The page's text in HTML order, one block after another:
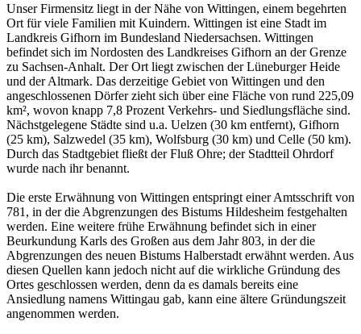
Unser Firmensitz liegt in der Nähe von Wittingen, einem begehrten
Ort für viele Familien mit Kuindern. Wittingen ist eine Stadt im
Landkreis Gifhorn im Bundesland Niedersachsen. Wittingen
befindet sich im Nordosten des Landkreises Gifhorn an der Grenze
zu Sachsen-Anhalt. Der Ort liegt zwischen der Lüneburger Heide
und der Altmark. Das derzeitige Gebiet von Wittingen und den
angeschlossenen Dörfer zieht sich über eine Fläche von rund 225,09
km², wovon knapp 7,8 Prozent Verkehrs- und Siedlungsfläche sind.
Nächstgelegene Städte sind u.a. Uelzen (30 km entfernt), Gifhorn
(25 km), Salzwedel (35 km), Wolfsburg (30 km) und Celle (50 km).
Durch das Stadtgebiet fließt der Fluß Ohre; der Stadtteil Ohrdorf
wurde nach ihr benannt.
Die erste Erwähnung von Wittingen entspringt einer Amtsschrift von
781, in der die Abgrenzungen des Bistums Hildesheim festgehalten
werden. Eine weitere frühe Erwähnung befindet sich in einer
Beurkundung Karls des Großen aus dem Jahr 803, in der die
Abgrenzungen des neuen Bistums Halberstadt erwähnt werden. Aus
diesen Quellen kann jedoch nicht auf die wirkliche Gründung des
Ortes geschlossen werden, denn da es damals bereits eine
Ansiedlung namens Wittingau gab, kann eine ältere Gründungszeit
angenommen werden.